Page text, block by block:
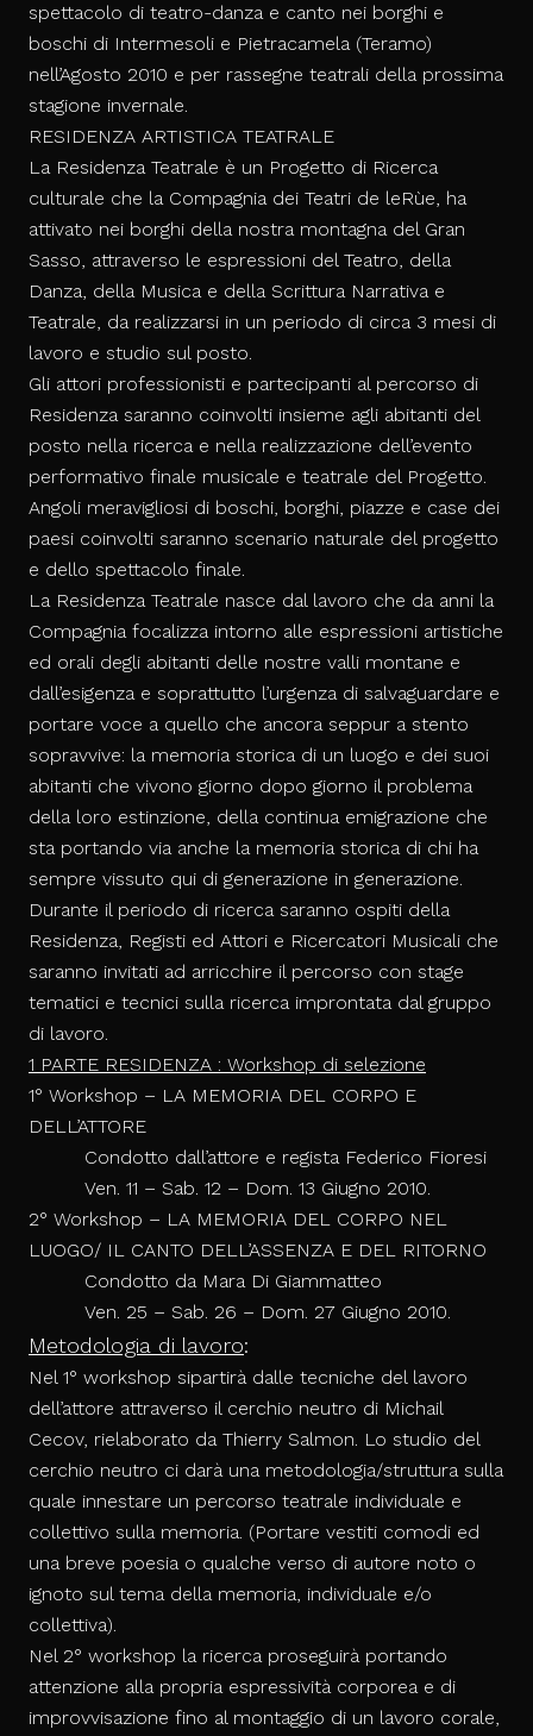
spettacolo di teatro-danza e canto nei borghi e
boschi di Intermesoli e Pietracamela (Teramo)
nell’Agosto 2010 e per rassegne teatrali della prossima
stagione invernale.
RESIDENZA ARTISTICA TEATRALE
La Residenza Teatrale è un Progetto di Ricerca
culturale che la Compagnia dei Teatri de leRùe, ha
attivato nei borghi della nostra montagna del Gran
Sasso, attraverso le espressioni del Teatro, della
Danza, della Musica e della Scrittura Narrativa e
Teatrale, da realizzarsi in un periodo di circa 3 mesi di
lavoro e studio sul posto.
Gli attori professionisti e partecipanti al percorso di
Residenza saranno coinvolti insieme agli abitanti del
posto nella ricerca e nella realizzazione dell’evento
performativo finale musicale e teatrale del Progetto.
Angoli meravigliosi di boschi, borghi, piazze e case dei
paesi coinvolti saranno scenario naturale del progetto
e dello spettacolo finale.
La Residenza Teatrale nasce dal lavoro che da anni la
Compagnia focalizza intorno alle espressioni artistiche
ed orali degli abitanti delle nostre valli montane e
dall’esigenza e soprattutto l’urgenza di salvaguardare e
portare voce a quello che ancora seppur a stento
sopravvive: la memoria storica di un luogo e dei suoi
abitanti che vivono giorno dopo giorno il problema
della loro estinzione, della continua emigrazione che
sta portando via anche la memoria storica di chi ha
sempre vissuto qui di generazione in generazione.
Durante il periodo di ricerca saranno ospiti della
Residenza, Registi ed Attori e Ricercatori Musicali che
saranno invitati ad arricchire il percorso con stage
tematici e tecnici sulla ricerca improntata dal gruppo
di lavoro.
1 PARTE RESIDENZA : Workshop di selezione
1° Workshop – LA MEMORIA DEL CORPO E
DELL’ATTORE
Condotto dall’attore e regista Federico Fioresi
Ven. 11 – Sab. 12 – Dom. 13 Giugno 2010.
2° Workshop – LA MEMORIA DEL CORPO NEL
LUOGO/ IL CANTO DELL’ASSENZA E DEL RITORNO
Condotto da Mara Di Giammatteo
Ven. 25 – Sab. 26 – Dom. 27 Giugno 2010.
Metodologia di lavoro:
Nel 1° workshop sipartirà dalle tecniche del lavoro
dell’attore attraverso il cerchio neutro di Michail
Cecov, rielaborato da Thierry Salmon. Lo studio del
cerchio neutro ci darà una metodologia/struttura sulla
quale innestare un percorso teatrale individuale e
collettivo sulla memoria. (Portare vestiti comodi ed
una breve poesia o qualche verso di autore noto o
ignoto sul tema della memoria, individuale e/o
collettiva).
Nel 2° workshop la ricerca proseguirà portando
attenzione alla propria espressività corporea e di
improvvisazione fino al montaggio di un lavoro corale,